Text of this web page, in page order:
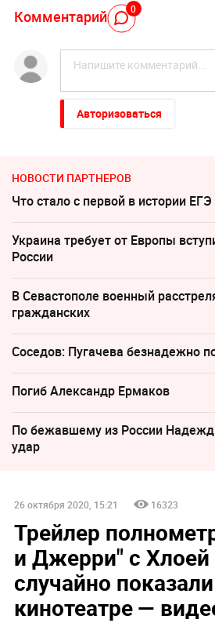
Комментарий 0
Авторизоваться
НОВОСТИ ПАРТНЕРОВ
Что стало с первой в истории
Украина требует от Европы
России
В Севастополе военный
гражданских
Соседов: Пугачева безнадежно
Погиб Александр Ермаков
По бежавшему из России
удар
26 октября 2020, 15:21 16323
Трейлер
и Джерри" с
случайно
кинотеатре —